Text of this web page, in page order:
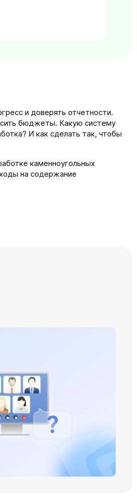
и доверять отчетности.
бюджеты. Какую систему
И как сделать так, чтобы
каменноугольных
на содержание